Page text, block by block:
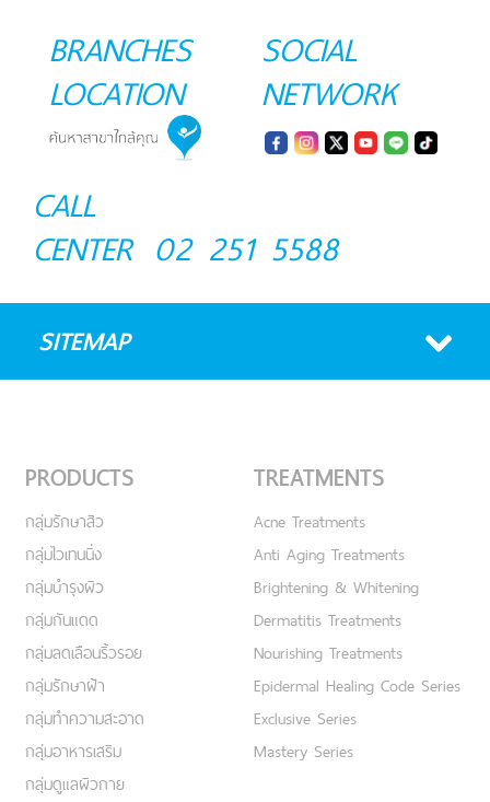
BRANCHES
LOCATION
SOCIAL
NETWORK
CALL
CENTER 02 251 5588
SITEMAP
PRODUCTS
กลุ่มรักษาสิว
กลุ่มไวเทนนิ่ง
กลุ่มบำรุงผิว
กลุ่มกันแดด
กลุ่มลดเลือนริ้วรอย
กลุ่มรักษาฝ้า
กลุ่มทำความสะอาด
กลุ่มอาหารเสริม
กลุ่มดูแลผิวกาย
TREATMENTS
Acne Treatments
Anti Aging Treatments
Brightening & Whitening
Dermatitis Treatments
Nourishing Treatments
Epidermal Healing Code Series
Exclusive Series
Mastery Series